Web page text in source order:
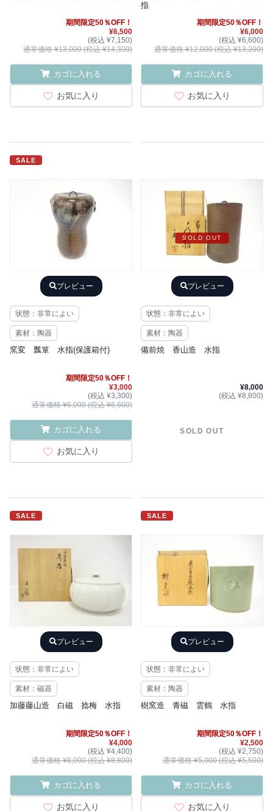
期間限定50％OFF！
¥6,500
(税込 ¥7,150)
通常価格 ¥13,000 (税込 ¥14,300)
カゴに入れる
お気に入り
指
期間限定50％OFF！
¥6,000
(税込 ¥6,600)
通常価格 ¥12,000 (税込 ¥13,200)
カゴに入れる
お気に入り
SALE
プレビュー
状態：非常によい
素材：陶器
窯変 瓢箪 水指(保護箱付)
期間限定50％OFF！
¥3,000
(税込 ¥3,300)
通常価格 ¥6,000 (税込 ¥6,600)
カゴに入れる
お気に入り
SOLD OUT
プレビュー
状態：非常によい
素材：陶器
備前焼 香山造 水指
¥8,000
(税込 ¥8,800)
SOLD OUT
SALE
プレビュー
状態：非常によい
素材：磁器
加藤藤山造 白磁 捻梅 水指
期間限定50％OFF！
¥4,000
(税込 ¥4,400)
通常価格 ¥8,000 (税込 ¥8,800)
カゴに入れる
お気に入り
SALE
プレビュー
状態：非常によい
素材：陶器
樹窯造 青磁 雲鶴 水指
期間限定50％OFF！
¥2,500
(税込 ¥2,750)
通常価格 ¥5,000 (税込 ¥5,500)
カゴに入れる
お気に入り